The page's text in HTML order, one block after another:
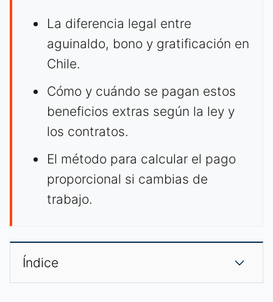
La diferencia legal entre
aguinaldo, bono y gratificación en
Chile.
Cómo y cuándo se pagan estos
beneficios extras según la ley y
los contratos.
El método para calcular el pago
proporcional si cambias de
trabajo.
Índice